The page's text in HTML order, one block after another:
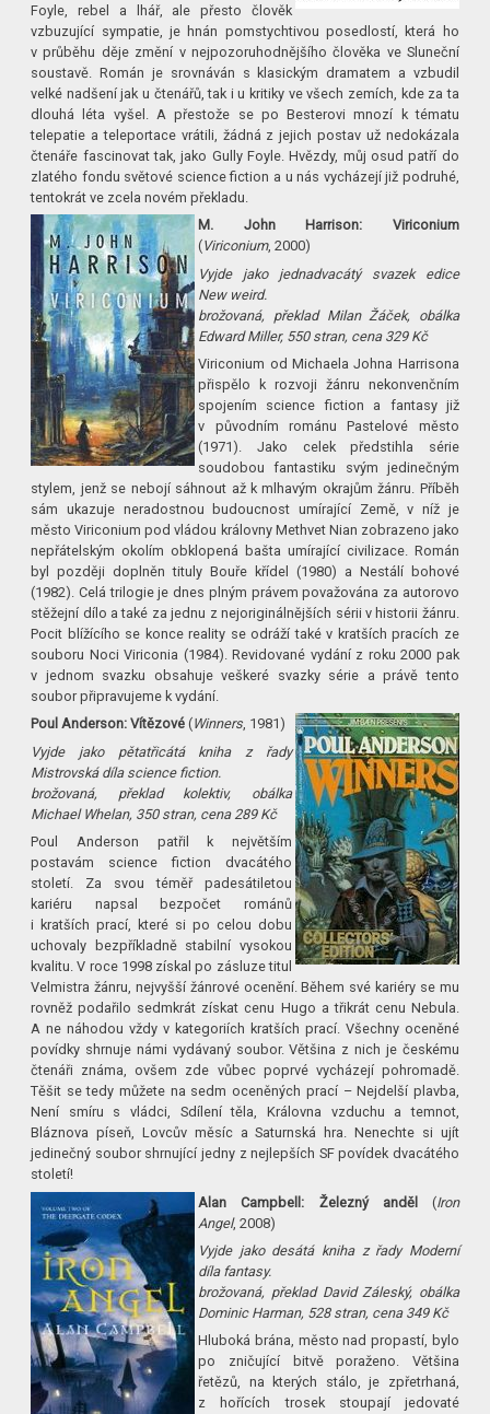
Foyle, rebel a lhář, ale přesto člověk
vzbuzující sympatie, je hnán pomstychtivou posedlostí, která ho
v průběhu děje změní v nejpozoruhod­nějšího člověka ve Sluneční
soustavě. Román je srovnáván s klasickým dramatem a vzbudil
velké nadšení jak u čtenářů, tak i u kritiky ve všech zemích, kde za ta
dlouhá léta vyšel. A přestože se po Besterovi mnozí k tématu
telepatie a teleportace vrátili, žádná z jejich postav už nedokázala
čtenáře fascinovat tak, jako Gully Foyle. Hvězdy, můj osud patří do
zlatého fondu světové science fiction a u nás vycházejí již podruhé,
tentokrát ve zcela novém překladu.
M. John Harrison: Viriconium
(Viriconium, 2000)
Vyjde jako jednadvacátý svazek edice
New weird.
brožovaná, překlad Milan Žáček, obálka
Edward Miller, 550 stran, cena 329 Kč
Viriconium od Michaela Johna Harrisona
přispělo k rozvoji žánru nekonvenčním
spojením science fiction a fantasy již
v původním románu Pastelové město
(1971). Jako celek předstihla série
soudobou fantastiku svým jedinečným
stylem, jenž se nebojí sáhnout až k mlhavým okrajům žánru. Příběh
sám ukazuje neradostnou budoucnost umírající Země, v níž je
město Viriconium pod vládou královny Methvet Nian zobrazeno jako
nepřátelským okolím obklopená bašta umírající civilizace. Román
byl později doplněn tituly Bouře křídel (1980) a Nestálí bohové
(1982). Celá trilogie je dnes plným právem považována za autorovo
stěžejní dílo a také za jednu z nejoriginál­nějších sérii v historii žánru.
Pocit blížícího se konce reality se odráží také v kratších pracích ze
souboru Noci Viriconia (1984). Revidované vydání z roku 2000 pak
v jednom svazku obsahuje veškeré svazky série a právě tento
soubor připravujeme k vydání.
Poul Anderson: Vítězové (Winners, 1981)
Vyjde jako pětatřicátá kniha z řady
Mistrovská díla science fiction.
brožovaná, překlad kolektiv, obálka
Michael Whelan, 350 stran, cena 289 Kč
Poul Anderson patřil k největším
postavám science fiction dvacátého
století. Za svou téměř padesátiletou
kariéru napsal bezpočet románů
i kratších prací, které si po celou dobu
uchovaly bezpříkladně stabilní vysokou
kvalitu. V roce 1998 získal po zásluze titul
Velmistra žánru, nejvyšší žánrové ocenění. Během své kariéry se mu
rovněž podařilo sedmkrát získat cenu Hugo a třikrát cenu Nebula.
A ne náhodou vždy v kategoriích kratších prací. Všechny oceněné
povídky shrnuje námi vydávaný soubor. Většina z nich je českému
čtenáři známa, ovšem zde vůbec poprvé vycházejí pohromadě.
Těšit se tedy můžete na sedm oceněných prací – Nejdelší plavba,
Není smíru s vládci, Sdílení těla, Královna vzduchu a temnot,
Bláznova píseň, Lovcův měsíc a Saturnská hra. Nenechte si ujít
jedinečný soubor shrnující jedny z nejlepších SF povídek dvacátého
století!
Alan Campbell: Železný anděl(Iron
Angel, 2008)
Vyjde jako desátá kniha z řady Moderní
díla fantasy.
brožovaná, překlad David Záleský, obálka
Dominic Harman, 528 stran, cena 349 Kč
Hluboká brána, město nad propastí, bylo
po zničující bitvě poraženo. Většina
řetězů, na kterých stálo, je zpřetrhaná,
z hořících trosek stoupají jedovaté